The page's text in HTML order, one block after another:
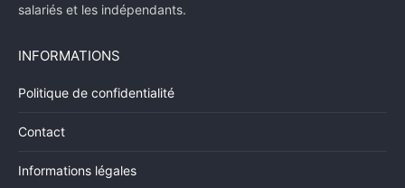
salariés et les indépendants.
INFORMATIONS
Politique de confidentialité
Contact
Informations légales